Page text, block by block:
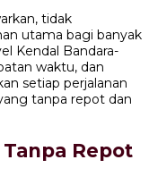
tidak
utama bagi banyak
Kendal Bandara-
waktu, dan
setiap perjalanan
tanpa repot dan
Repot